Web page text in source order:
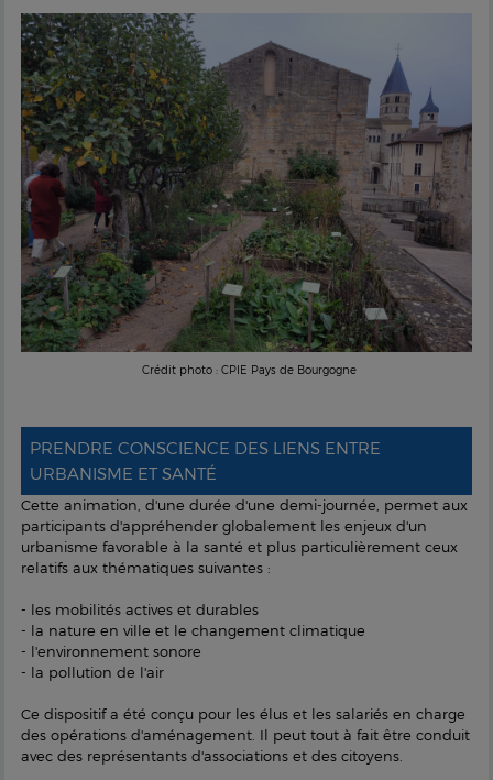
Crédit photo : CPIE Pays de Bourgogne
PRENDRE CONSCIENCE DES LIENS ENTRE
URBANISME ET SANTÉ
Cette animation, d'une durée d'une demi-journée, permet aux
participants d'appréhender globalement les enjeux d'un
urbanisme favorable à la santé et plus particulièrement ceux
relatifs aux thématiques suivantes :
- les mobilités actives et durables
- la nature en ville et le changement climatique
- l'environnement sonore
- la pollution de l'air
Ce dispositif a été conçu pour les élus et les salariés en charge
des opérations d'aménagement. Il peut tout à fait être conduit
avec des représentants d'associations et des citoyens.